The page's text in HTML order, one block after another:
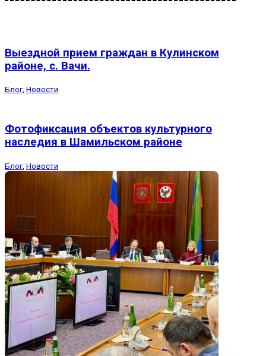
Выездной прием граждан в Кулинском
районе, с. Вачи.
Блог, Новости
Фотофиксация объектов культурного
наследия в Шамильском районе
Блог, Новости